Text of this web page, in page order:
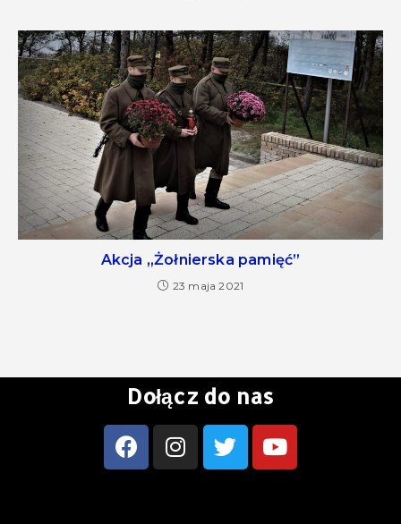
Akcja „Żołnierska pamięć”
23 maja 2021
Dołącz do nas